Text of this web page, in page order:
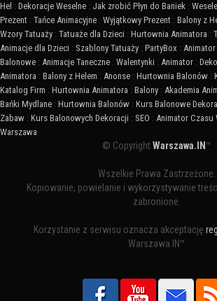
Hel : Dekoracje Weselne : Jak zrobić Płyn do Baniek : Wesele
Prezent : Tańce Animacyjne : Wyjątkowy Prezent : Balony z
Wzory Tatuaży : Tatuaże dla Dzieci : Hurtownia Animatora :
Animacje dla Dzieci : Szablony Tatuaży : PartyBox :
Balonowe : Animacje Taneczne : Walentynki : Animator :
Animatora : Balony z Helem : Anonse : Hurtownia Balonów :
Katalog Firm : Hurtownia Animatora : Balony : Akademia
Bańki Mydlane : Hurtownia Balonów : Kurs Balonowe
Zabaw : Kurs Balonowych Dekoracji : SEO : Animator Czasu
Warszawa
© CopyrightWarszawa.IN ™
Wszelkie Prawa Zastrzeżone.
Kopiowanie, powielanie i wykorzystywanie
zabronione.
Korzystanie z serwisu oznacza akceptację
Warszawa.IN™